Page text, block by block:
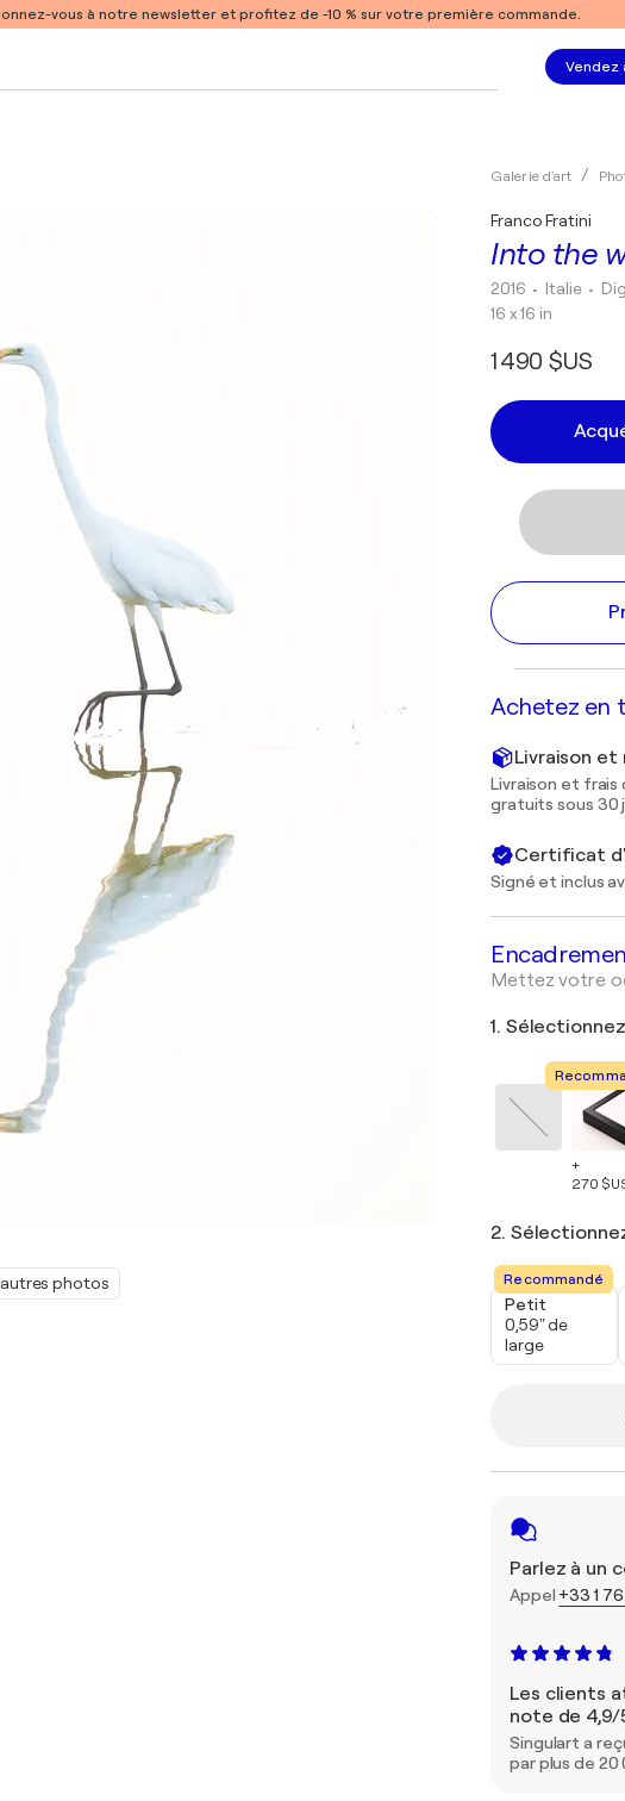
vous à notre newsletter et profitez de -10 % sur votre première commande.
Vendez
photos
Galerie d'art
Into the
Franco Fratini
2016 • Italie •
16 x 16 in
1 490 $US
Achetez en
Livraison
Livraison et frais
gratuits sous 30
Certificat
Signé et inclus
Mettez votre
1.
+
270
2.
Recommandé
Petit
0,59" de
large
Parlez à un
Appel +33 1
Les clients
note de 4,9/
Singulart a
par plus de 20